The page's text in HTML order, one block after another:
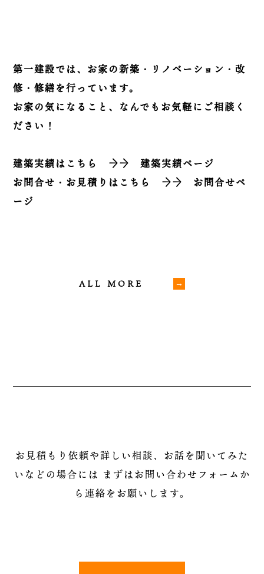
第一建設では、お家の新築・リノベーション・改
修・修繕を行っています。
お家の気になること、なんでもお気軽にご相談く
ださい！
建築実績はこちら →→建築実績ページ
お問合せ・お見積りはこちら
→→ お問合せペ
ージ
ALL MORE
お見積もり依頼や詳しい相談、お話を聞いてみた
いなどの場合には まずはお問い合わせフォームか
ら連絡をお願いします。